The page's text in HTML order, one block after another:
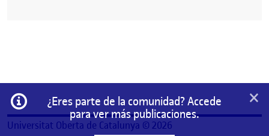
Información
¿Eres parte de la comunidad? Accede
para ver más publicaciones.
×
Universitat Oberta de Catalunya © 2026